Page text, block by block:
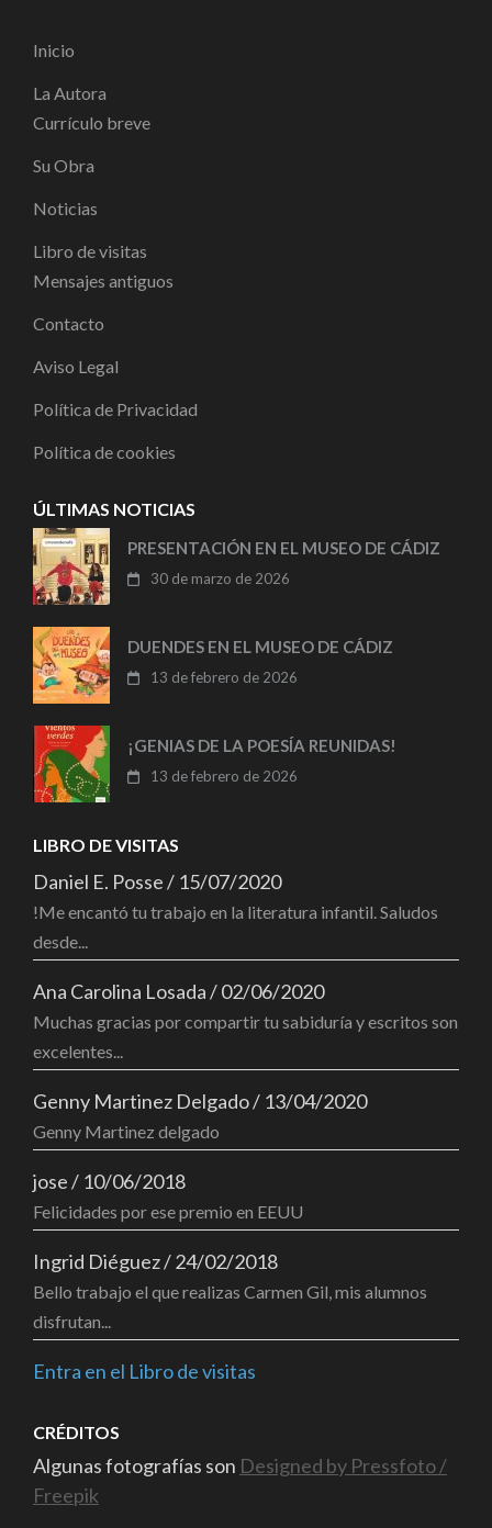
Inicio
La Autora
Currículo breve
Su Obra
Noticias
Libro de visitas
Mensajes antiguos
Contacto
Aviso Legal
Política de Privacidad
Política de cookies
ÚLTIMAS NOTICIAS
PRESENTACIÓN EN EL MUSEO DE CÁDIZ
30 de marzo de 2026
DUENDES EN EL MUSEO DE CÁDIZ
13 de febrero de 2026
¡GENIAS DE LA POESÍA REUNIDAS!
13 de febrero de 2026
LIBRO DE VISITAS
Daniel E. Posse/ 15/07/2020
!Me encantó tu trabajo en la literatura infantil. Saludos
desde...
Ana Carolina Losada/02/06/2020
Muchas gracias por compartir tu sabiduría y escritos son
excelentes...
Genny Martinez Delgado/ 13/04/2020
Genny Martinez delgado
jose/ 10/06/2018
Felicidades por ese premio en EEUU
Ingrid Diéguez/24/02/2018
Bello trabajo el que realizas Carmen Gil, mis alumnos
disfrutan...
Entra en el Libro de visitas
CRÉDITOS
Algunas fotografías son Designed by Pressfoto /
Freepik